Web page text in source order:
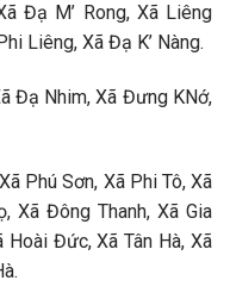
Đạ M’ Rong, Xã Liêng
Liêng, Xã Đạ K’ Nàng.
Đạ Nhim, Xã Đưng KNớ,
Phú Sơn, Xã Phi Tô, Xã
Xã Đông Thanh, Xã Gia
Hoài Đức, Xã Tân Hà, Xã